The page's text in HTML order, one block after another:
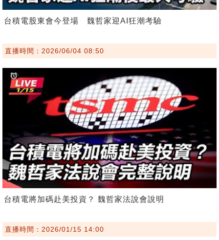
台積電股東會今登場 魏哲家迎AI狂潮考驗
直播時間：2026/06/04 08:50
台積電將加碼赴美投資？ 魏哲家法說會說明
直播時間：2026/01/15 14:00